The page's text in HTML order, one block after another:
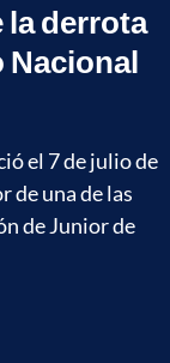
la derrota
Nacional
el 7 de julio de
de una de las
de Junior de